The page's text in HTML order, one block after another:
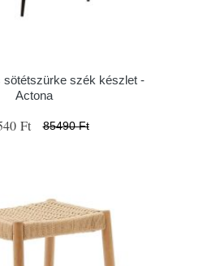
sötétszürke szék készlet -
Actona
Ft 85490 Ft